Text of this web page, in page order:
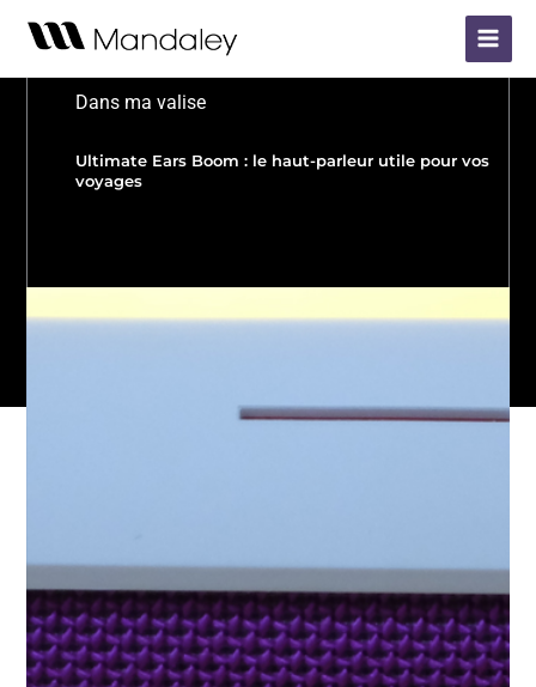
Main
Menu
Dans ma valise
Ultimate Ears Boom : le haut-parleur utile pour vos
voyages